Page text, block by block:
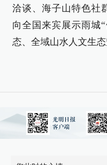
洽谈、海子山特色社
向全国来宾展示雨城
态、全域山水人文生态